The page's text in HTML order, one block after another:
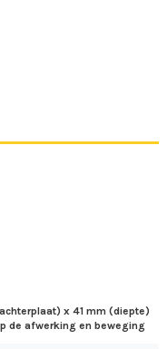
x 41 mm (diepte)
de afwerking en beweging